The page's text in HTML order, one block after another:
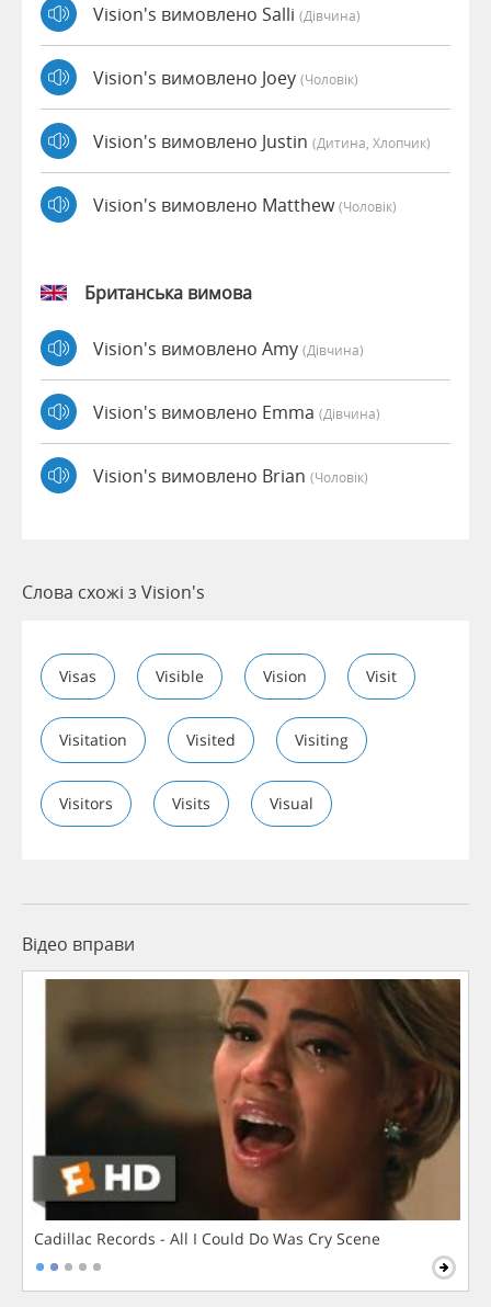
Vision's вимовлено Salli (дівчина)
Vision's вимовлено Joey (чоловік)
Vision's вимовлено Justin (дитина, Хлопчик)
Vision's вимовлено Matthew(чоловік)
Британська вимова
Vision's вимовлено Amy (дівчина)
Vision's вимовлено Emma (дівчина)
Vision's вимовлено Brian (чоловік)
Слова схожі з Vision's
Visas Visible Vision Visit
Visitation Visited Visiting
Visitors Visits Visual
Відео вправи
Cadillac Records - All I Could Do Was Cry Scene